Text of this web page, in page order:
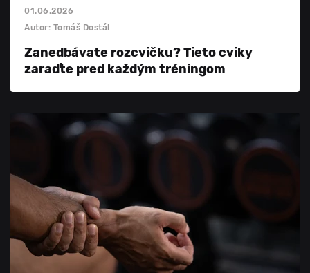
01.06.2026
Autor: Tomáš Dostál
Zanedbávate rozcvičku? Tieto cviky
zaraďte pred každým tréningom